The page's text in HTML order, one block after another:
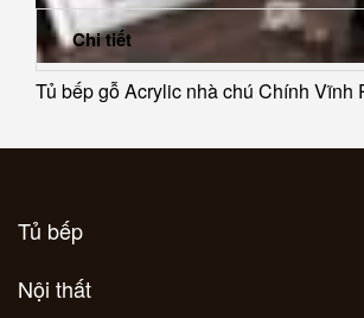
Tủ bếp gỗ Acrylic nhà chú Chính Vĩnh
Chi tiết
Tủ bếp
Nội thất